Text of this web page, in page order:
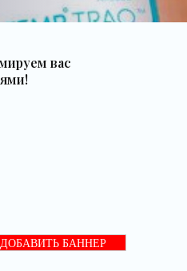
вас
ДОБАВИТЬ БАННЕР